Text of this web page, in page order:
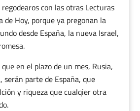
con las otras Lecturas
de Hoy, porque ya pregonan la
desde España, la nueva Israel,
en el plazo de un mes, Rusia,
serán parte de España, que
y riqueza que cualqier otra